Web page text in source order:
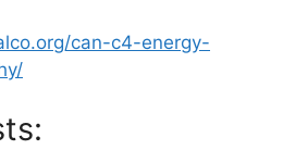
can-c4-energy-